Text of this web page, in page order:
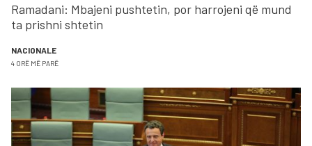
Ramadani: Mbajeni pushtetin, por harrojeni që mund
ta prishni shtetin
NACIONALE
4 ORË MË PARË